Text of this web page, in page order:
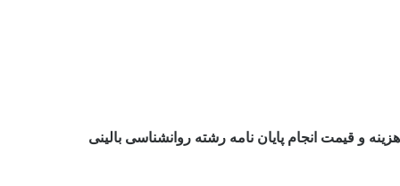
هزینه و قیمت انجام پایان نامه رشته روانشناسی بالینی